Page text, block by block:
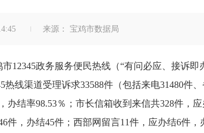
来源： 宝鸡市数据局
市12345政务服务便民热线（“有问必应、接诉
热线渠道受理诉求33588件（包括来电31480件
办结率98.53％；市长信箱收到来信共328件，
件，办结45件；西部网留言11件，应办结6件，